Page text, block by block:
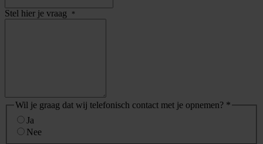
Stel hier je vraag *
Wil je graag dat wij telefonisch contact met je opnemen? *
Ja
Nee